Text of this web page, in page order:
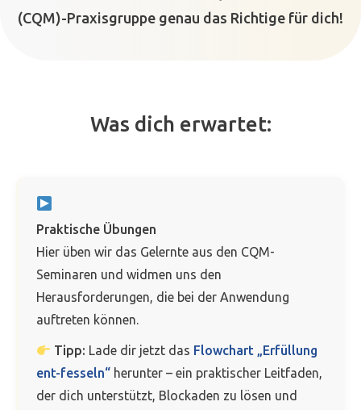
(CQM)-Praxisgruppe genau das Richtige für dich!
Was dich erwartet:
Praktische Übungen
Hier üben wir das Gelernte aus den CQM-
Seminaren und widmen uns den
Herausforderungen, die bei der Anwendung
auftreten können.
Tipp: Lade dir jetzt das Flowchart „Erfüllung
ent-fesseln“ herunter – ein praktischer Leitfaden,
der dich unterstützt, Blockaden zu lösen und